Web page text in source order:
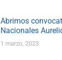
Abrimos
Nacionales
1 marzo, 2023